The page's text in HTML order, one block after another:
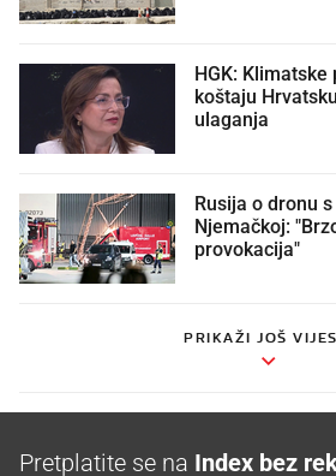
HGK:
koštaju
ulaganja
Rusija o dronu
Njemačkoj:
provokacija"
PRIKAŽI JOŠ
Pretplatite se na Index bez